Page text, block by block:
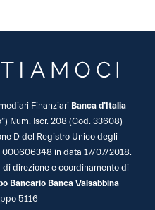
Finanziari Banca d’Italia –
Num. Iscr. 208 (Cod. 33608)
D del Registro Unico degli
000606348 in data 17/07/2018.
direzione e coordinamento di
Bancario Banca Valsabbina
5116